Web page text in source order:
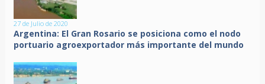
27 de Julio de 2020
Argentina: El Gran Rosario se posiciona como el nodo
portuario agroexportador más importante del mundo